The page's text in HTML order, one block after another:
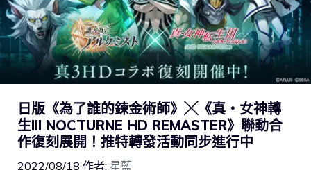
日版《為了誰的鍊金術師》╳《真・女神轉
生III NOCTURNE HD REMASTER》聯動合
作復刻展開！推特轉發活動同步進行中
2022/08/18 作者: 星藍